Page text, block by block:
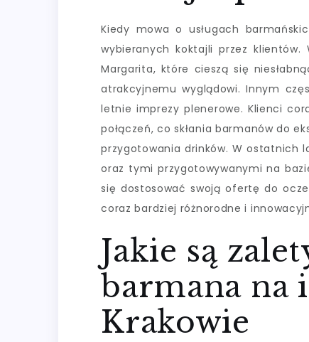
Kiedy mowa o usługach
wybieranych koktajli przez
Margarita, które cieszą się
atrakcyjnemu wyglądowi. Innym
letnie imprezy plenerowe. Klienci
połączeń, co skłania barmanów do
przygotowania drinków. W ostatnich
oraz tymi przygotowywanymi na
się dostosować swoją ofertę do
coraz bardziej różnorodne i
Jakie są
barmana na
Krakowie